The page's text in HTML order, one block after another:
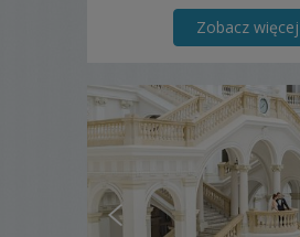
Zobacz więcej